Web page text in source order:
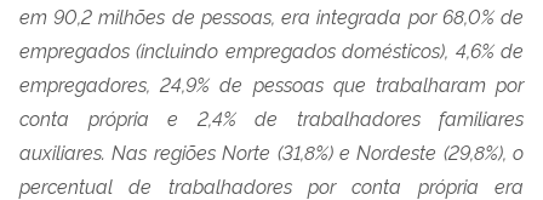
em 90,2 milhões de pessoas, era integrada por 68,0% de
empregados (incluindo empregados domésticos), 4,6% de
empregadores, 24,9% de pessoas que trabalharam por
conta própria e 2,4% de trabalhadores familiares
auxiliares. Nas regiões Norte (31,8%) e Nordeste (29,8%), o
percentual de trabalhadores por conta própria era